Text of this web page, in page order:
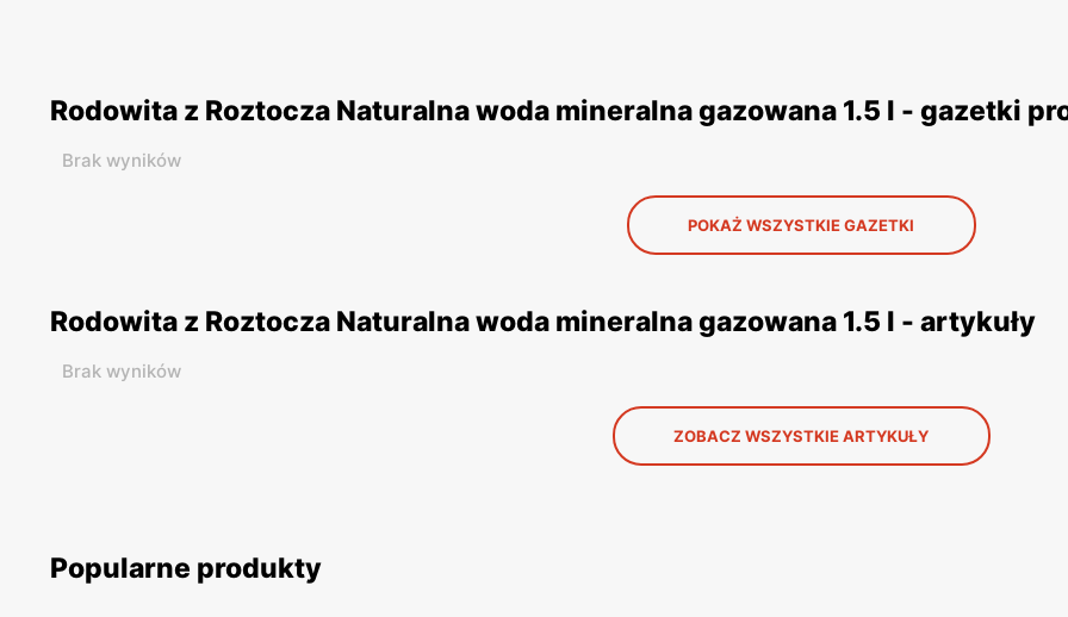
Rodowita z Roztocza Naturalna woda mineralna gazowana 1.5 l - gazetki
Brak wyników
POKAŻ WSZYSTKIE GAZETKI
Rodowita z Roztocza Naturalna woda mineralna gazowana 1.5 l - artykuły
Brak wyników
ZOBACZ WSZYSTKIE ARTYKUŁY
Popularne produkty